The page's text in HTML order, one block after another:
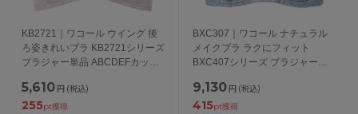
KB2721｜ワコール ウイング 後
ろ姿きれいブラ KB2721シリーズ
ブラジャー単品 ABCDEFカップ
5,610 円 (税込)
255pt獲得
BXC307｜ワコール ナチュラル
メイクブラ ラクにフィット
BXC407シリーズ ブラジャー単
アンダー
70/75/80/85/90/95/100cm
9,130 円 (税込)
415pt獲得